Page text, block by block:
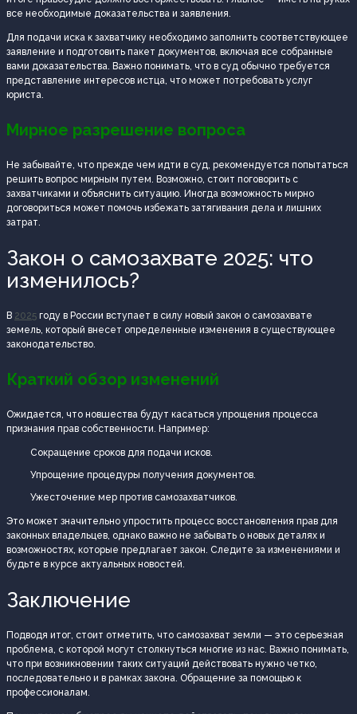
все необходимые доказательства и заявления.
Для подачи иска к захватчику необходимо заполнить соответствующее
заявление и подготовить пакет документов, включая все собранные
вами доказательства. Важно понимать, что в суд обычно требуется
представление интересов истца, что может потребовать услуг
юриста.
Мирное разрешение вопроса
Не забывайте, что прежде чем идти в суд, рекомендуется попытаться
решить вопрос мирным путем. Возможно, стоит поговорить с
захватчиками и объяснить ситуацию. Иногда возможность мирно
договориться может помочь избежать затягивания дела и лишних
затрат.
Закон о самозахвате 2025: что
изменилось?
В 2025 году в России вступает в силу новый закон о самозахвате
земель, который внесет определенные изменения в существующее
законодательство.
Краткий обзор изменений
Ожидается, что новшества будут касаться упрощения процесса
признания прав собственности. Например:
Сокращение сроков для подачи исков.
Упрощение процедуры получения документов.
Ужесточение мер против самозахватчиков.
Это может значительно упростить процесс восстановления прав для
законных владельцев, однако важно не забывать о новых деталях и
возможностях, которые предлагает закон. Следите за изменениями и
будьте в курсе актуальных новостей.
Заключение
Подводя итог, стоит отметить, что самозахват земли — это серьезная
проблема, с которой могут столкнуться многие из нас. Важно понимать,
что при возникновении таких ситуаций действовать нужно четко,
последовательно и в рамках закона. Обращение за помощью к
профессионалам.